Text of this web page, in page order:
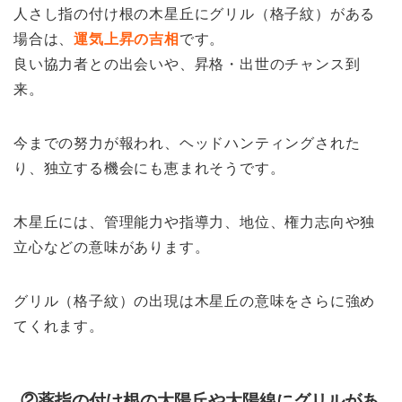
人さし指の付け根の木星丘にグリル（格子紋）がある
場合は、運気上昇の吉相 です。
良い協力者との出会いや、昇格・出世のチャンス到
来。
今までの努力が報われ、ヘッドハンティングされた
り、独立する機会にも恵まれそうです。
木星丘には、管理能力や指導力、地位、権力志向や独
立心などの意味があります。
グリル（格子紋）の出現は木星丘の意味をさらに強め
てくれます。